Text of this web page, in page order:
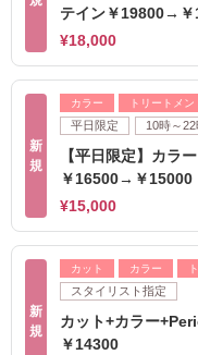
テイン￥19800→￥
¥18,000
新
規
カラー トリートメン
平日限定 10時～22
【平日限定】カラ
￥16500→￥15000
¥15,000
新
規
カット カラー
スタイリスト指定
カット+カラー
￥14300